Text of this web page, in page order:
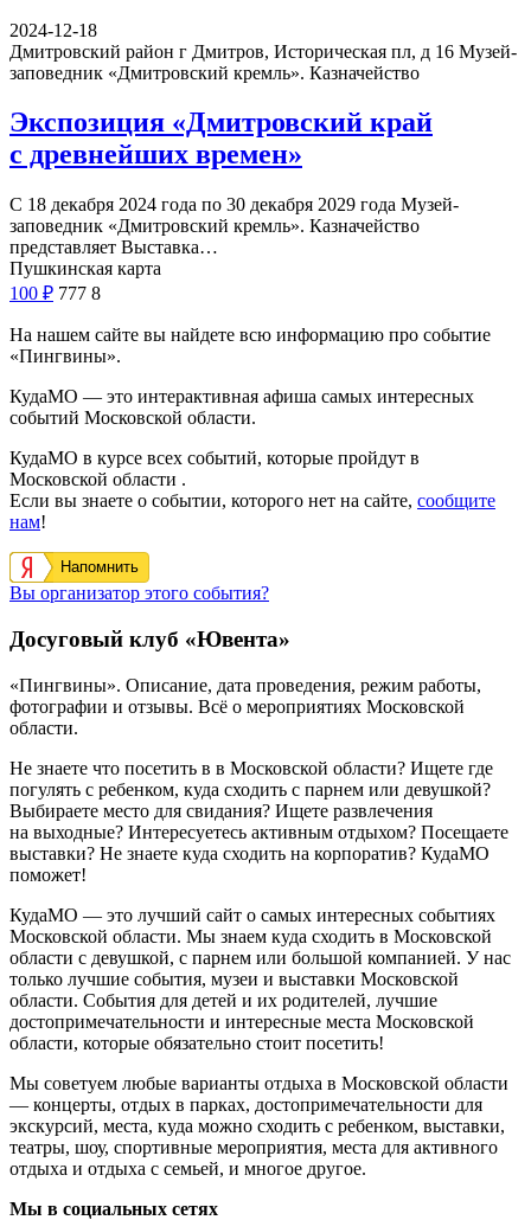
2024-12-18
Дмитровский район г Дмитров, Историческая пл, д 16 Музей-
заповедник «Дмитровский кремль». Казначейство
Экспозиция «Дмитровский край
с древнейших времен»
С 18 декабря 2024 года по 30 декабря 2029 года Музей-
заповедник «Дмитровский кремль». Казначейство
представляет Выставка…
Пушкинская карта
100 ₽ 777 8
На нашем сайте вы найдете всю информацию про событие
«Пингвины».
КудаМО — это интерактивная афиша самых интересных
событий Московской области.
КудаМО в курсе всех событий, которые пройдут в
Московской области .
Если вы знаете о событии, которого нет на сайте, сообщите
нам!
Напомнить
Вы организатор этого события?
Досуговый клуб «Ювента»
«Пингвины». Описание, дата проведения, режим работы,
фотографии и отзывы. Всё о мероприятиях Московской
области.
Не знаете что посетить в в Московской области? Ищете где
погулять с ребенком, куда сходить с парнем или девушкой?
Выбираете место для свидания? Ищете развлечения
на выходные? Интересуетесь активным отдыхом? Посещаете
выставки? Не знаете куда сходить на корпоратив? КудаМО
поможет!
КудаМО — это лучший сайт о самых интересных событиях
Московской области. Мы знаем куда сходить в Московской
области с девушкой, с парнем или большой компанией. У нас
только лучшие события, музеи и выставки Московской
области. События для детей и их родителей, лучшие
достопримечательности и интересные места Московской
области, которые обязательно стоит посетить!
Мы советуем любые варианты отдыха в Московской области
— концерты, отдых в парках, достопримечательности для
экскурсий, места, куда можно сходить с ребенком, выставки,
театры, шоу, спортивные мероприятия, места для активного
отдыха и отдыха с семьей, и многое другое.
Мы в социальных сетях